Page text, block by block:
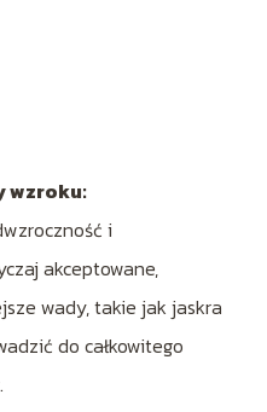
wzroku:
i
akceptowane,
wady, takie jak jaskra
do całkowitego